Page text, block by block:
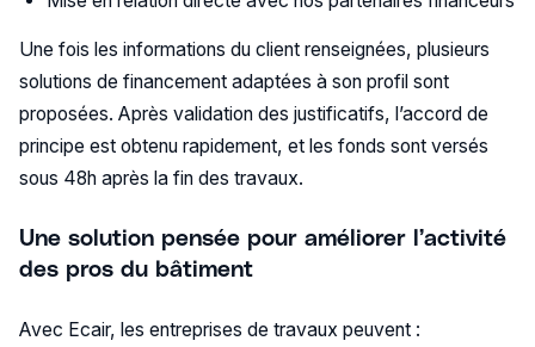
Une fois les informations du client renseignées, plusieurs
solutions de financement adaptées à son profil sont
proposées. Après validation des justificatifs, l’accord de
principe est obtenu rapidement, et les fonds sont versés
sous 48h après la fin des travaux.
Une solution pensée pour améliorer l’activité
des pros du bâtiment
Avec Ecair, les entreprises de travaux peuvent :